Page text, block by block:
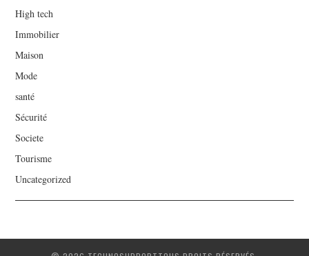
High tech
Immobilier
Maison
Mode
santé
Sécurité
Societe
Tourisme
Uncategorized